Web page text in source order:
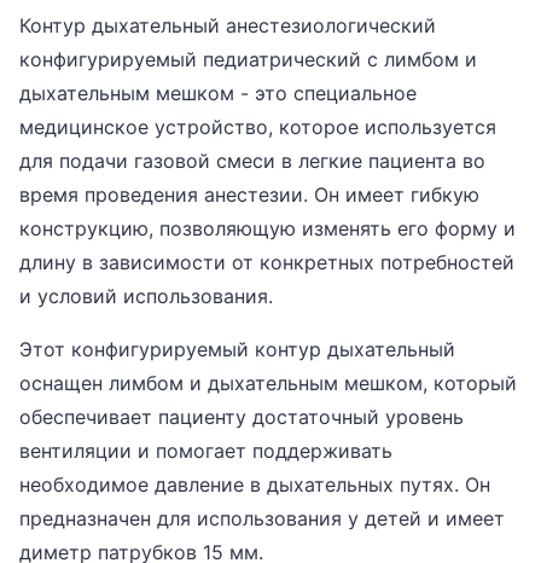
Контур дыхательный анестезиологический
конфигурируемый педиатрический с лимбом и
дыхательным мешком - это специальное
медицинское устройство, которое используется
для подачи газовой смеси в легкие пациента во
время проведения анестезии. Он имеет гибкую
конструкцию, позволяющую изменять его форму и
длину в зависимости от конкретных потребностей
и условий использования.
Этот конфигурируемый контур дыхательный
оснащен лимбом и дыхательным мешком, который
обеспечивает пациенту достаточный уровень
вентиляции и помогает поддерживать
необходимое давление в дыхательных путях. Он
предназначен для использования у детей и имеет
диметр патрубков 15 мм.